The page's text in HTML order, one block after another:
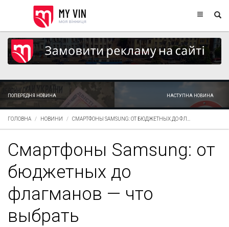
ПОПЕРЕДНЯ НОВИНА НАСТУПНА НОВИНА
ГОЛОВНА НОВИНИ СМАРТФОНЫ SAMSUNG: ОТ БЮДЖЕТНЫХ ДО ФЛ...
Смартфоны Samsung: от
бюджетных до
флагманов — что
выбрать